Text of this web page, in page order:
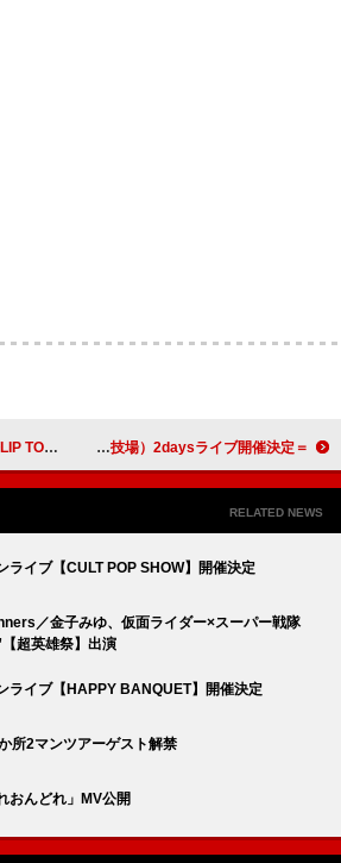
演開催発表 ＝LOVE、MUFGスタジアム（国立競技場）2daysライブ開催決定
RELATED NEWS
ライブ【CULT POP SHOW】開催決定
／金子みゆ、仮面ライダー×スーパー戦隊
超英雄祭】出演
ライブ【HAPPY BANQUET】開催決定
所2マンツアーゲスト解禁
おんどれ」MV公開